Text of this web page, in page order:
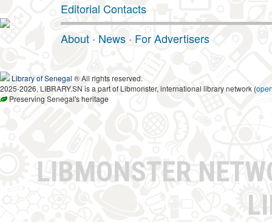
Editorial Contacts
About · News · For Advertisers
Library of Senegal ® All rights reserved.
2025-2026, LIBRARY.SN is a part of Libmonster, international library network (
Preserving Senegal's heritage
LIBMONSTER